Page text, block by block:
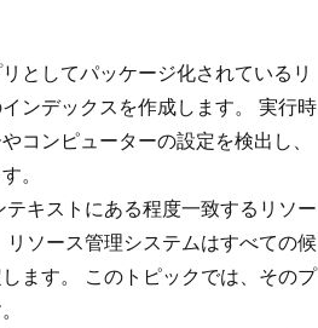
としてパッケージ化されているリ
ンデックスを作成します。 実行時
コンピューターの設定を検出し、
。
キストにある程度一致するリソー
ソース管理システムはすべての候
ます。 このトピックでは、そのプ